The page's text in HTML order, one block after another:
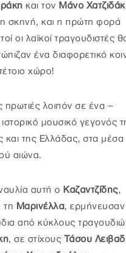
και τον Μάνο
σκηνή, και η πρώτη φορά
οι λαϊκοί τραγουδιστές
ένα διαφορετικό
χώρο!
πρωτιές λοιπόν σε ένα –
ιστορικό μουσικό γεγονός
και της Ελλάδας, στα μέσα
αιώνα.
αυτή ο Καζαντζίδης,
τη Μαρινέλλα, ερμήνευσαν
από κύκλους
, σε στίχους Τάσου